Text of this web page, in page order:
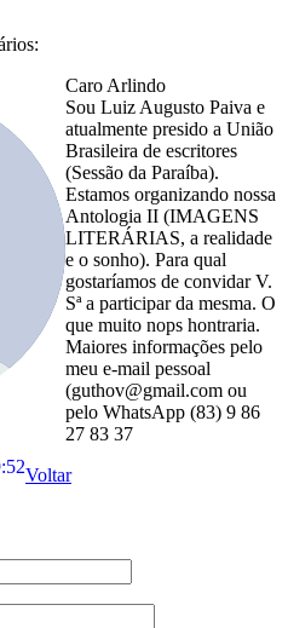
Caro Arlindo
Sou Luiz Augusto Paiva e
atualmente presido a União
Brasileira de escritores
(Sessão da Paraíba).
Estamos organizando nossa
Antologia II (IMAGENS
LITERÁRIAS, a realidade
e o sonho). Para qual
gostaríamos de convidar V.
Sª a participar da mesma. O
que muito nops hontraria.
Maiores informações pelo
meu e-mail pessoal
(guthov@gmail.com ou
pelo WhatsApp (83) 9 86
27 83 37
Voltar